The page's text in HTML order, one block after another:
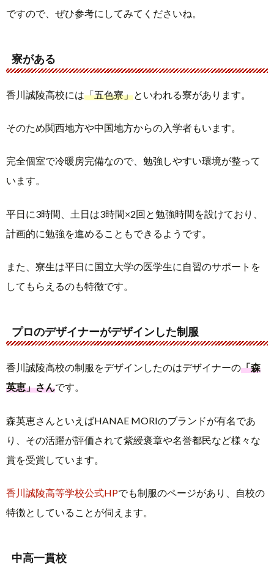
ですので、ぜひ参考にしてみてくださいね。
寮がある
香川誠陵高校には「五色寮」といわれる寮があります。
そのため関西地方や中国地方からの入学者もいます。
完全個室で冷暖房完備なので、勉強しやすい環境が整って
います。
平日に3時間、土日は3時間×2回と勉強時間を設けており、
計画的に勉強を進めることもできるようです。
また、寮生は平日に国立大学の医学生に自習のサポートを
してもらえるのも特徴です。
プロのデザイナーがデザインした制服
香川誠陵高校の制服をデザインしたのはデザイナーの「森
英恵」さんです。
森英恵さんといえばHANAE MORIのブランドが有名であ
り、その活躍が評価されて紫綬褒章や名誉都民など様々な
賞を受賞しています。
香川誠陵高等学校公式HPでも制服のページがあり、自校の
特徴としていることが伺えます。
中高一貫校